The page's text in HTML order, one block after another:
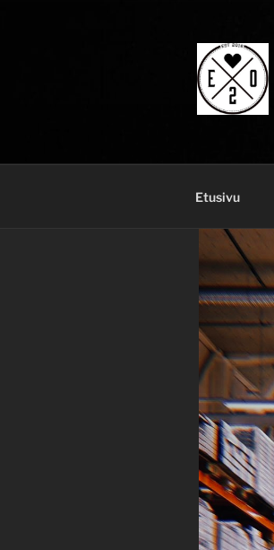
Etusivu